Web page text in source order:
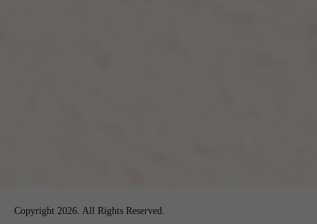
Copyright 2026. All Rights Reserved.